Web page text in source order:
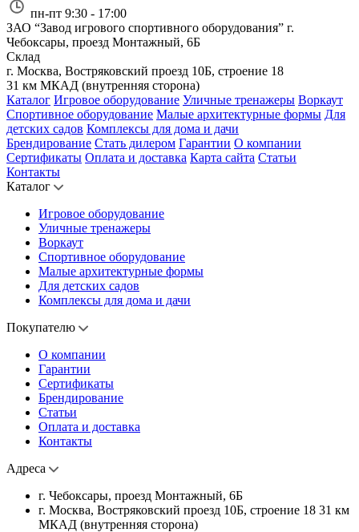
пн-пт 9:30 - 17:00
ЗАО “Завод игрового спортивного оборудования” г.
Чебоксары, проезд Монтажный, 6Б
Склад
г. Москва, Востряковский проезд 10Б, строение 18
31 км МКАД (внутренняя сторона)
Каталог Игровое оборудование Уличные тренажеры Воркаут
Спортивное оборудование Малые архитектурные формы Для
детских садов Комплексы для дома и дачи
Брендирование Стать дилером Гарантии О компании
Сертификаты Оплата и доставка Карта сайта Статьи
Контакты
Каталог
Игровое оборудование
Уличные тренажеры
Воркаут
Спортивное оборудование
Малые архитектурные формы
Для детских садов
Комплексы для дома и дачи
Покупателю
О компании
Гарантии
Сертификаты
Брендирование
Статьи
Оплата и доставка
Контакты
Адреса
г. Чебоксары, проезд Монтажный, 6Б
г. Москва, Востряковский проезд 10Б, строение 18 31 км
МКАД (внутренняя сторона)